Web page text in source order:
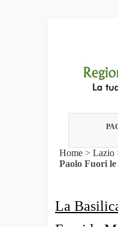
Home > Lazio
Paolo Fuori
La